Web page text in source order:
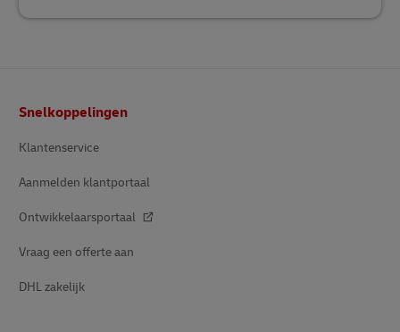
Snelkoppelingen
Klantenservice
Aanmelden klantportaal
Ontwikkelaarsportaal
Vraag een offerte aan
DHL zakelijk